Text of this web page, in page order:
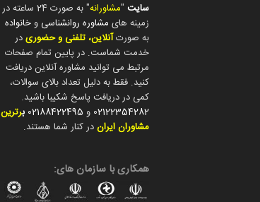
سایت "مشاورانه
" به صورت 24 ساعته در
زمینه های مشاوره روانشناسی و خانواده
به صورتآنلاین، تلفنی و حضوریدر
خدمت شماست. در پایین تمام صفحات
مرتبط می توانید مشاوره آنلاین دریافت
کنید. فقط به دلیل تعداد بالای سوالات،
کمی در دریافت پاسخ شکیبا باشید.
02122354282 و 02188422495 برترین
مشاوران ایراندر کنار شما هستند.
همکاری با سازمان های: